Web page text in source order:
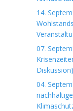
14.
07.
Diskussion)
04.